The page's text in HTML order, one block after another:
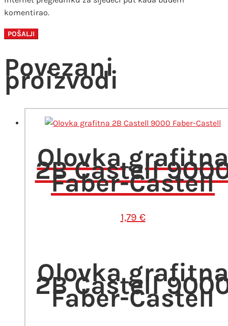
komentirao.
Povezani
proizvodi
Olovka
2B Castell
Faber-Castell
1,79 €
Olovka
2B Castell
Faber-Castell